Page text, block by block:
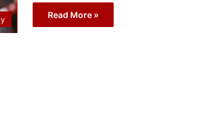
Read More »